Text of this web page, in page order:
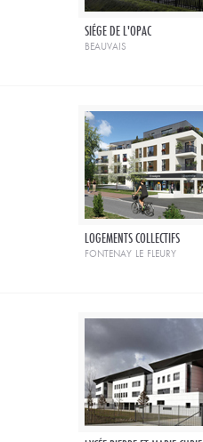
SIÉGE DE L'OPAC
beauvais
LOGEMENTS COLLECTIFS
fontenay le fleury